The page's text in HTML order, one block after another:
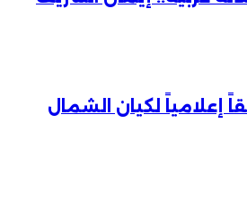
إعلامياً لكيان الشمال